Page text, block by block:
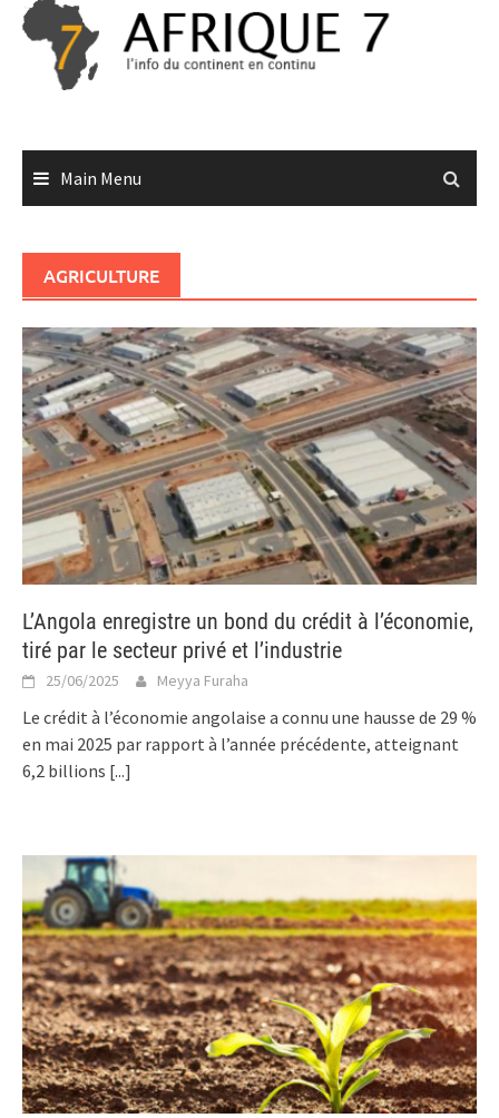
Skip
content
Main Menu
AGRICULTURE
L’Angola enregistre un bond du crédit à l’économie,
tiré par le secteur privé et l’industrie
25/06/2025 Meyya Furaha
Le crédit à l’économie angolaise a connu une hausse de 29 %
en mai 2025 par rapport à l’année précédente, atteignant
6,2 billions [...]